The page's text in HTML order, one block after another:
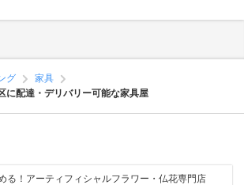
グ
家具
に配達・デリバリー可能な家具屋
る！アーティフィシャルフラワー・仏花専門店